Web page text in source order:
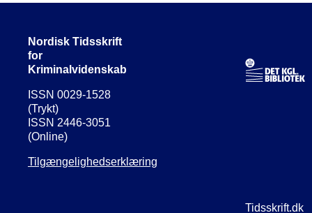
Nordisk Tidsskrift
for
Kriminalvidenskab
ISSN 0029-1528
(Trykt)
ISSN 2446-3051
(Online)
Tilgængelighedserklæring